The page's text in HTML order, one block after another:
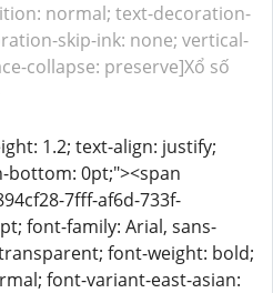
normal; text-decoration-
skip-ink: none; vertical-
collapse: preserve]Xổ số
1.2; text-align: justify;
bottom: 0pt;"><span
7fff-af6d-733f-
font-family: Arial, sans-
font-weight: bold;
font-variant-east-asian: